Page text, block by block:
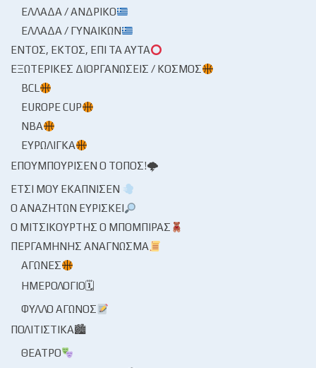
ΕΛΛΆΔΑ / ΑΝΔΡΙΚΌ
ΕΛΛΆΔΑ / ΓΥΝΑΙΚΏΝ
ΕΝΤΌΣ, ΕΚΤΌΣ, ΕΠΊ ΤΑ ΑΥΤΆ
ΕΞΩΤΕΡΙΚΈΣ ΔΙΟΡΓΑΝΏΣΕΙΣ / ΚΌΣΜΟΣ
BCL
EUROPE CUP
NBA
ΕΥΡΩΛΊΓΚΑ
ΕΠΟΥΜΠΟΎΡΙΣΕΝ Ο ΤΌΠΟΣ!🌩
ΈΤΣΙ ΜΟΥ ΕΚΆΠΝΙΣΕΝ
Ο ΑΝΑΖΗΤΏΝ ΕΥΡΊΣΚΕΙ
Ο ΜΙΤΣΙΚΟΥΡΤΉΣ Ο ΜΠΌΜΠΙΡΑΣ
ΠΕΡΓΑΜΗΝΉΣ ΑΝΆΓΝΩΣΜΑ
ΑΓΏΝΕΣ
ΗΜΕΡΟΛΌΓΙΟ🗓
ΦΎΛΛΟ ΑΓΏΝΟΣ
ΠΟΛΙΤΙΣΤΙΚΆ🏙
ΘΈΑΤΡΟ